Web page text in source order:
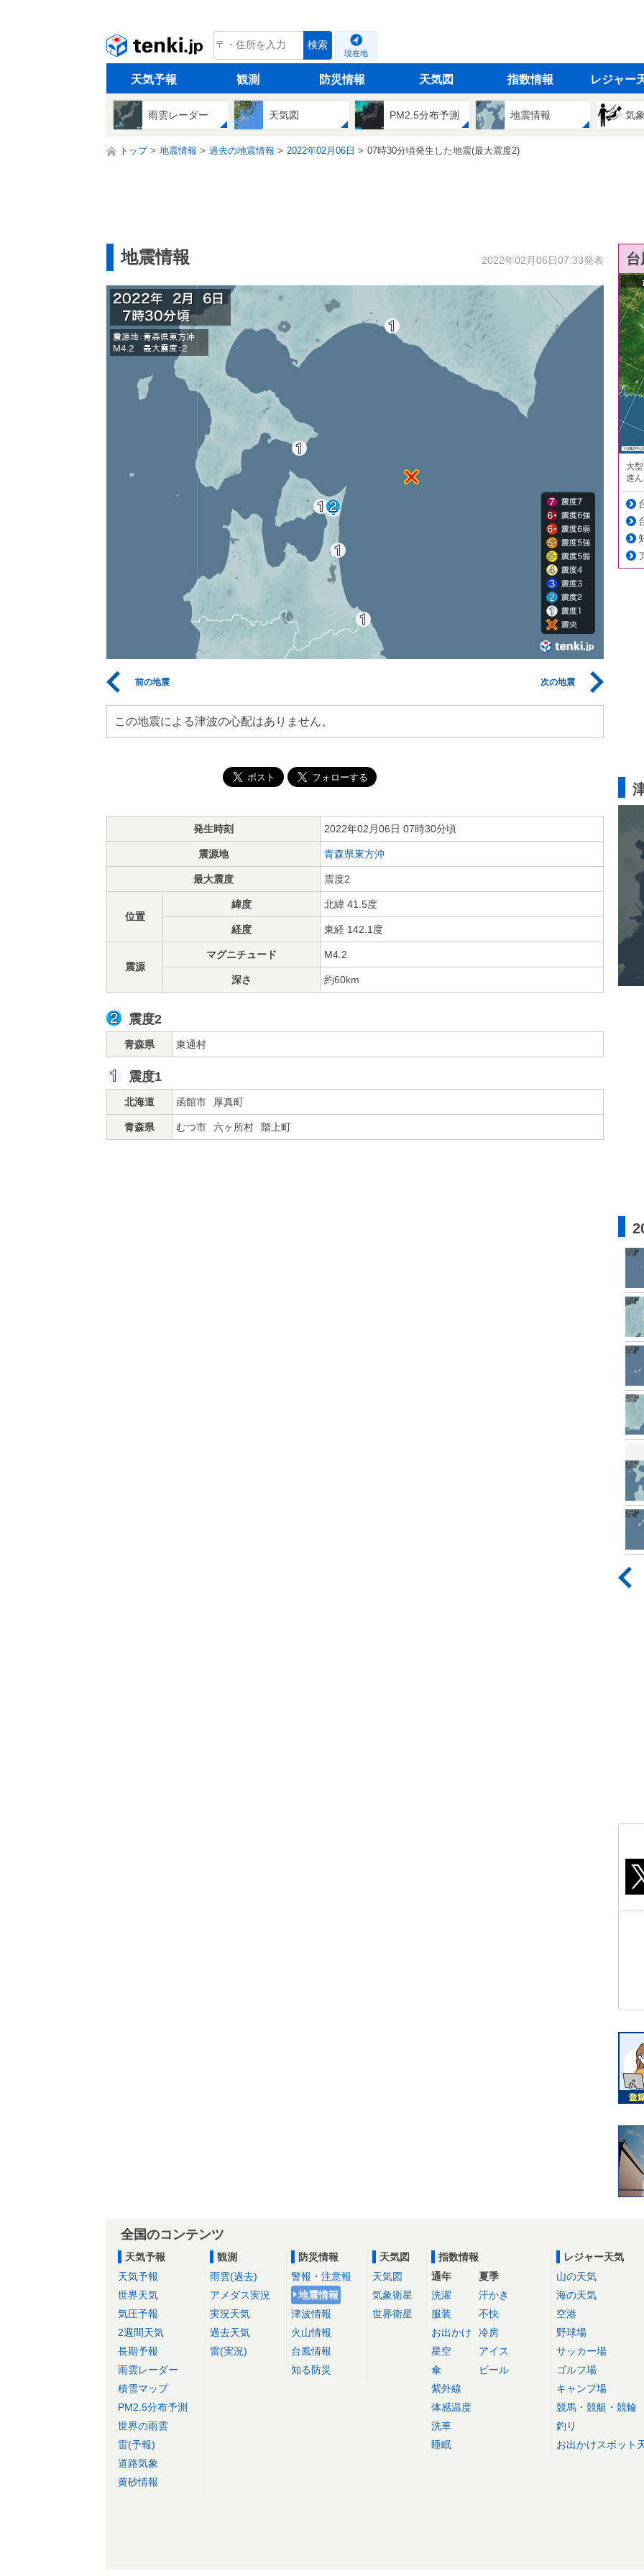
tenki.jp 検索
現在地
天気予報 観測 防災情報 天気図 指数情報 レジャー
雨雲レーダー 天気図 PM2.5分布予測 地震情報 気
トップ 地震情報 過去の地震情報 2022年02月06日 07時30分頃発生した地震(最大震度2)
地震情報 2022年02月06日07:33発表
前の地震 次の地震
この地震による津波の心配はありません。
発生時刻 2022年02月06日 07時30分頃
震源地 青森県東方沖
最大震度 震度2
位置
緯度 北緯 41.5度
経度 東経 142.1度
震源
マグニチュード M4.2
深さ 約60km
震度2
青森県 東通村
震度1
北海道 函館市 厚真町
青森県 むつ市 六ヶ所村 階上町
大
進
全国のコンテンツ
天気予報
天気予報
世界天気
気圧予報
2週間天気
長期予報
雨雲レーダー
積雪マップ
PM2.5分布予測
世界の雨雲
雷(予報)
道路気象
黄砂情報
観測
雨雲(過去)
アメダス実況
実況天気
過去天気
雷(実況)
防災情報
警報・注意報
地震情報
津波情報
火山情報
台風情報
知る防災
天気図
天気図
気象衛星
世界衛星
指数情報
通年
洗濯
服装
お出かけ
星空
傘
紫外線
体感温度
洗車
睡眠
夏季
汗かき
不快
冷房
アイス
ビール
レジャー天気
山の天気
海の天気
空港
野球場
サッカー場
ゴルフ場
キャンプ場
競馬・競艇・競輪
釣り
お出かけスポット